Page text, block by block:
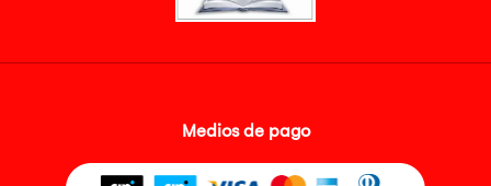
Medios de pago